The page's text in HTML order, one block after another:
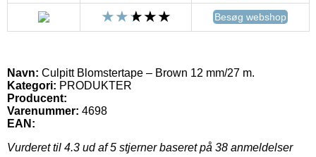
Besøg webshop
Navn: Culpitt Blomstertape – Brown 12 mm/27 m.
Kategori: PRODUKTER
Producent:
Varenummer: 4698
EAN:
Vurderet til 4.3 ud af 5 stjerner baseret på 38 anmeldelser